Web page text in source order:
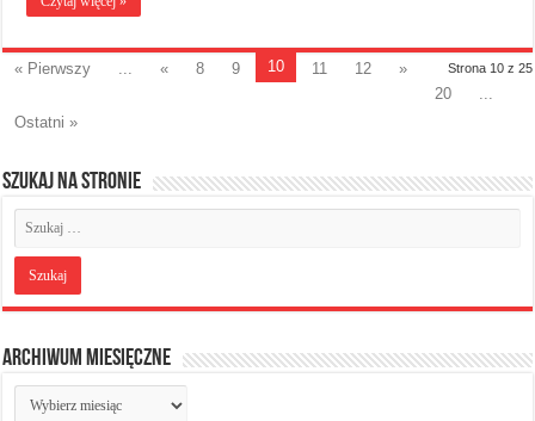
Strona 10 z 25
« Pierwszy « 8 9 10 11 12
»
20
Ostatni »
Szukaj na stronie
Archiwum miesięczne
Archiwum
miesięczne